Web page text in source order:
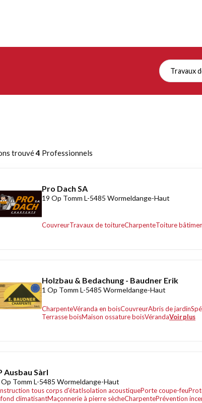
Travaux
trouvé4 Professionnels
Pro Dach SA
19 Op Tomm L-5485 Wormeldange-Haut
CouvreurTravaux de toitureCharpenteToiture
Holzbau & Bedachung - Baudner Erik
1 Op Tomm L-5485 Wormeldange-Haut
CharpenteVéranda en boisCouvreurAbris de jardin
Terrasse boisMaison ossature boisVérandaVoir plus
Ausbau Sàrl
Op Tomm L-5485 Wormeldange-Haut
tous corps d'étatIsolation acoustiquePorte coupe-feu
climatisantMaçonnerie à pierre sècheCharpentePrévention